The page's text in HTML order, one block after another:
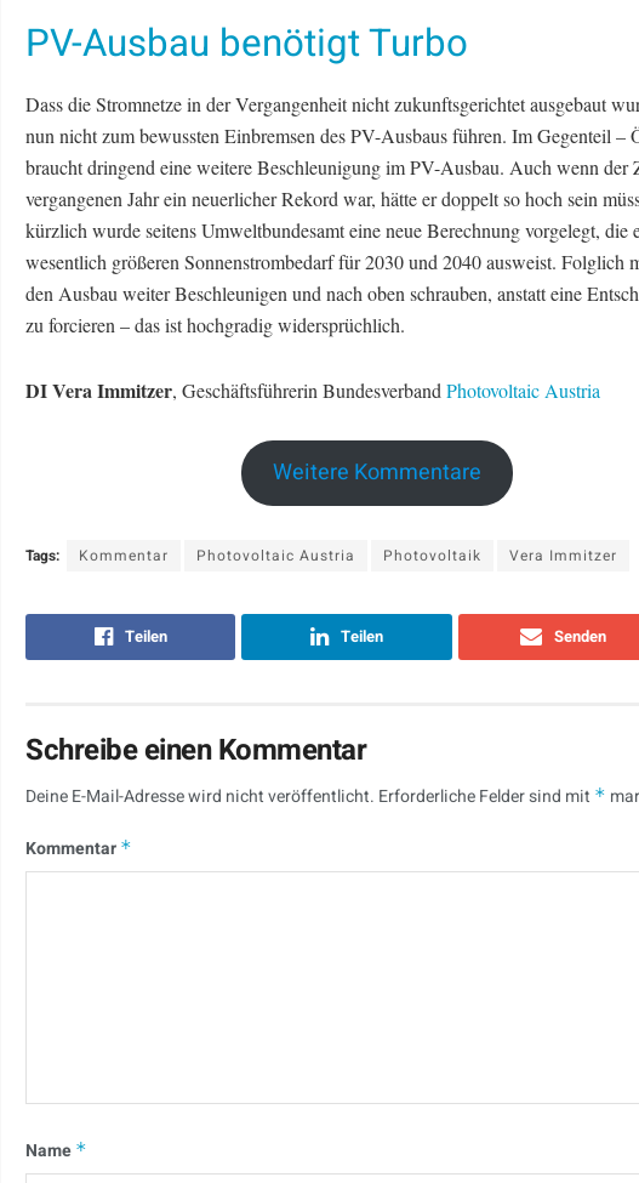
PV-Ausbau benötigt Turbo
Dass die Stromnetze in der Vergangenheit nicht zukunftsgerichtet ausgebaut
nun nicht zum bewussten Einbremsen des PV-Ausbaus führen. Im Gegenteil –
braucht dringend eine weitere Beschleunigung im PV-Ausbau. Auch wenn der
vergangenen Jahr ein neuerlicher Rekord war, hätte er doppelt so hoch sein
kürzlich wurde seitens Umweltbundesamt eine neue Berechnung vorgelegt, die
wesentlich größeren Sonnenstrombedarf für 2030 und 2040 ausweist. Folglich
den Ausbau weiter Beschleunigen und nach oben schrauben, anstatt eine
zu forcieren – das ist hochgradig widersprüchlich.
DI Vera Immitzer, Geschäftsführerin Bundesverband Photovoltaic Austria
Weitere Kommentare
Tags: Kommentar Photovoltaic Austria Photovoltaik Vera Immitzer
Teilen Teilen Senden
Schreibe einen Kommentar
Deine E-Mail-Adresse wird nicht veröffentlicht. Erforderliche Felder sind mit *
Kommentar *
Name *